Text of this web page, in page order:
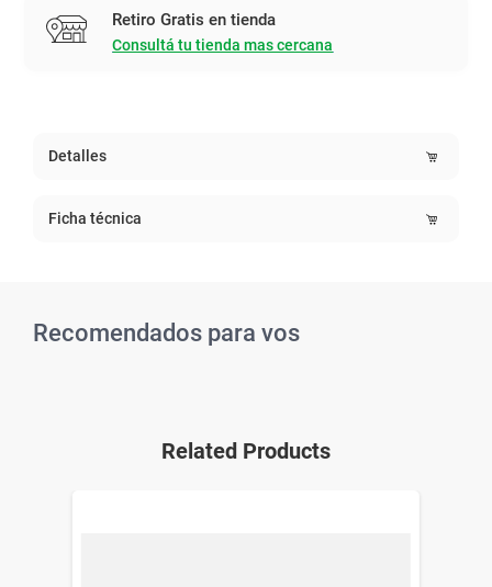
Retiro Gratis en tienda
Consultá tu tienda mas cercana
Detalles
Ficha técnica
Recomendados para vos
Related Products